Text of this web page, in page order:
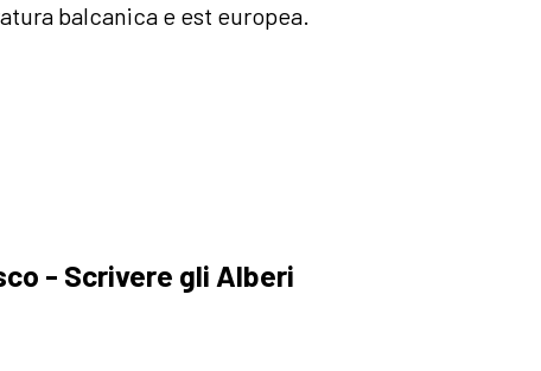
balcanica e est europea.
- Scrivere gli Alberi